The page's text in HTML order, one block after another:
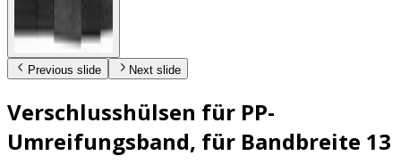
Previous slide Next slide
Verschlusshülsen für PP-
Umreifungsband, für Bandbreite 13